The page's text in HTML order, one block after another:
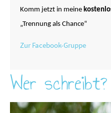
Komm jetzt in meine
„Trennung als Chance“
Zur Facebook-Gruppe
Wer schreibt?